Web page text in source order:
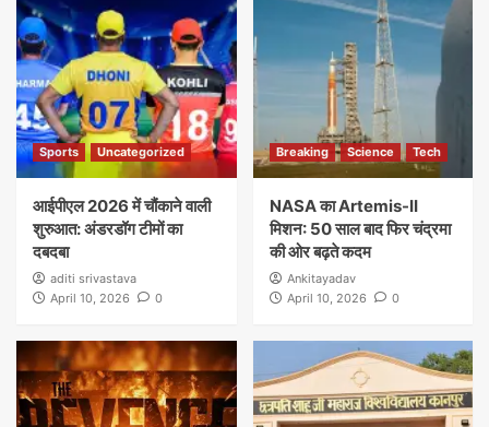
Sports Uncategorized
आईपीएल 2026 में चौंकाने वाली
शुरुआत: अंडरडॉग टीमों का
दबदबा
aditi srivastava
April 10, 2026
0
Breaking Science Tech
NASA का Artemis-II
मिशन: 50 साल बाद फिर चंद्रमा
की ओर बढ़ते कदम
Ankitayadav
April 10, 2026
0